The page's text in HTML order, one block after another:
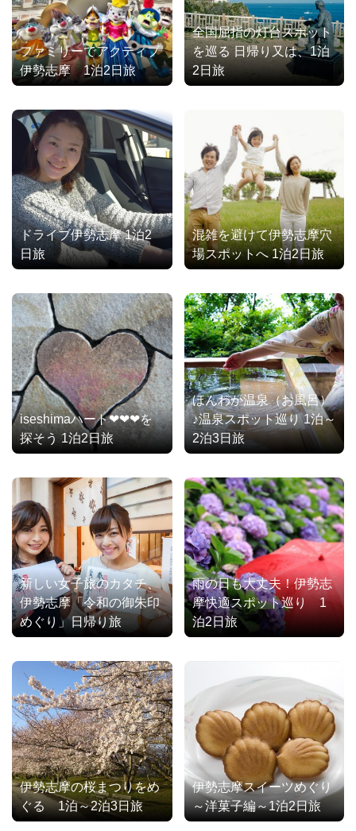
ファミリーでアクティブ
伊勢志摩 1泊2日旅
全国屈指の灯台スポット
を巡る 日帰り又は、1泊
2日旅
ドライブ伊勢志摩 1泊2
日旅
混雑を避けて伊勢志摩穴
場スポットへ 1泊2日旅
iseshimaハート❤❤❤を
探そう 1泊2日旅
ほんわか温泉（お風呂）
♪温泉スポット巡り 1泊～
2泊3日旅
新しい女子旅のカタチ、
伊勢志摩「令和の御朱印
めぐり」日帰り旅
雨の日も大丈夫！伊勢志
摩快適スポット巡り 1
泊2日旅
伊勢志摩の桜まつりをめ
ぐる 1泊～2泊3日旅
伊勢志摩スイーツめぐり
～洋菓子編～1泊2日旅